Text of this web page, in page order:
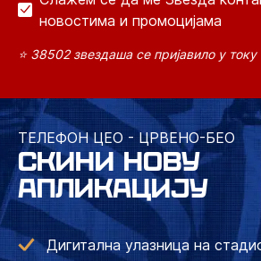
новостима и промоцијама
⭐ 38502 звездаша се пријавило у
ТЕЛЕФОН ЦЕО - ЦРВЕНО-БЕО
СКИНИ НОВУ
АПЛИКАЦИЈУ
Дигитална улазница на